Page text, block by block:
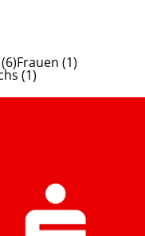
Frauen (1)
(1)